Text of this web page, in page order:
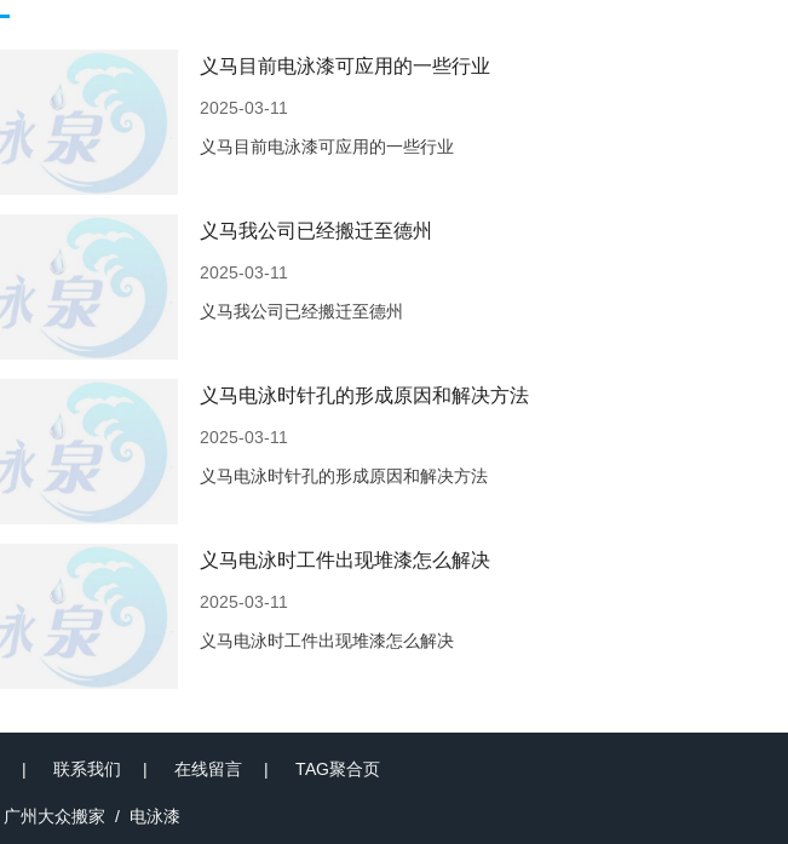
义马目前电泳漆可应用的一些行业
2025-03-11
义马目前电泳漆可应用的一些行业
义马我公司已经搬迁至德州
2025-03-11
义马我公司已经搬迁至德州
义马电泳时针孔的形成原因和解决方法
2025-03-11
义马电泳时针孔的形成原因和解决方法
义马电泳时工件出现堆漆怎么解决
2025-03-11
义马电泳时工件出现堆漆怎么解决
联系我们 在线留言 TAG聚合页
广州大众搬家 电泳漆